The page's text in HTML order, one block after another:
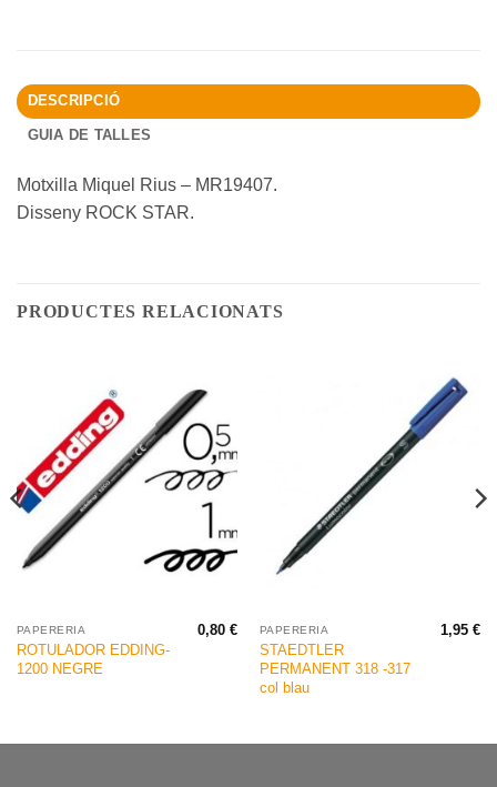
DESCRIPCIÓ
GUIA DE TALLES
Motxilla Miquel Rius – MR19407.
Disseny ROCK STAR.
PRODUCTES RELACIONATS
PAPERERIA
ROTULADOR EDDING-
1200 NEGRE
0,80€ PAPERERIA
STAEDTLER
PERMANENT 318 -317
col blau
1,95€